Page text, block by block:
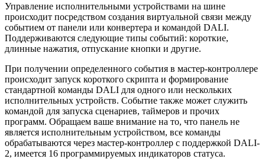
Управление исполнительными устройствами на шине
происходит посредством создания виртуальной связи между
событием от панели или конвертера и командой DALI.
Поддерживаются следующие типы событий: короткие,
длинные нажатия, отпускание кнопки и другие.
При получении определенного события в мастер-контроллере
происходит запуск короткого скрипта и формирование
стандартной команды DALI для одного или нескольких
исполнительных устройств. Событие также может служить
командой для запуска сценариев, таймеров и прочих
программ. Обращаем ваше внимание на то, что панель не
является исполнительным устройством, все команды
обрабатываются через мастер-контроллер с поддержкой DALI-
2, имеется 16 программируемых индикаторов статуса.